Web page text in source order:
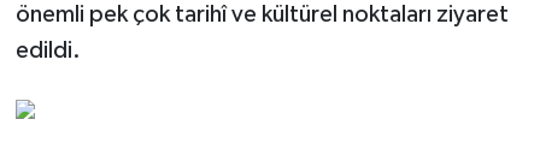
önemli pek çok tarihî ve kültürel noktaları ziyaret
edildi.